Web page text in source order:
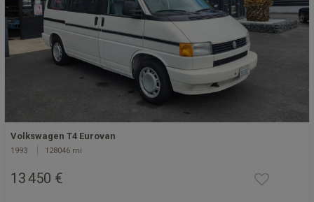
Volkswagen T4 Eurovan
1993 128046 mi
13 450 €